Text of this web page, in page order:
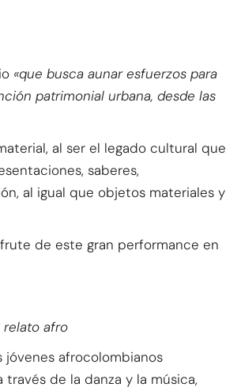
«que busca aunar esfuerzos para
patrimonial urbana, desde las
al ser el legado cultural que
saberes,
al igual que objetos materiales y
de este gran performance en
relato afro
jóvenes afrocolombianos
de la danza y la música,